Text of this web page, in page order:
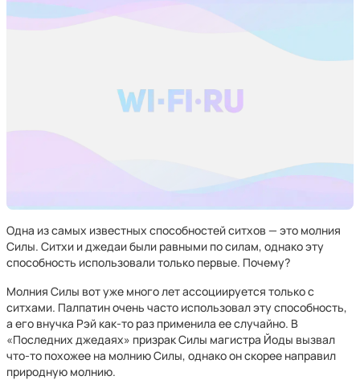
Одна из самых известных способностей ситхов — это молния
Силы. Ситхи и джедаи были равными по силам, однако эту
способность использовали только первые. Почему?
Молния Силы вот уже много лет ассоциируется только с
ситхами. Палпатин очень часто использовал эту способность,
а его внучка Рэй как-то раз применила ее случайно. В
«Последних джедаях» призрак Силы магистра Йоды вызвал
что-то похожее на молнию Силы, однако он скорее направил
природную молнию.